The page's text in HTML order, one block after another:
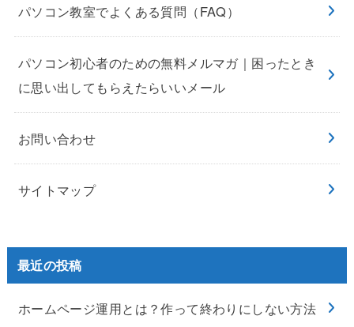
パソコン教室でよくある質問（FAQ）
パソコン初心者のための無料メルマガ｜困ったとき
に思い出してもらえたらいいメール
お問い合わせ
サイトマップ
最近の投稿
ホームページ運用とは？作って終わりにしない方法